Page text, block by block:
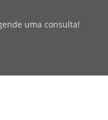
uma consulta!